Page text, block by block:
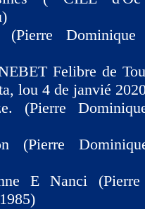
Felibre de
lou 4 de janvié
(Pierre
(Pierre
E Nanci (Pierre